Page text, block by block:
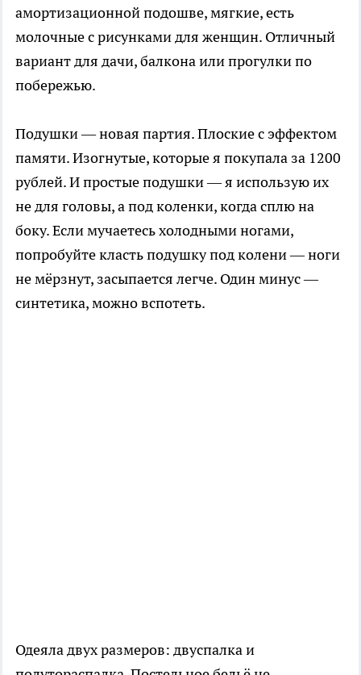
амортизационной подошве, мягкие, есть
молочные с рисунками для женщин. Отличный
вариант для дачи, балкона или прогулки по
побережью.
Подушки — новая партия. Плоские с эффектом
памяти. Изогнутые, которые я покупала за 1200
рублей. И простые подушки — я использую их
не для головы, а под коленки, когда сплю на
боку. Если мучаетесь холодными ногами,
попробуйте класть подушку под колени — ноги
не мёрзнут, засыпается легче. Один минус —
синтетика, можно вспотеть.
Одеяла двух размеров: двуспалка и